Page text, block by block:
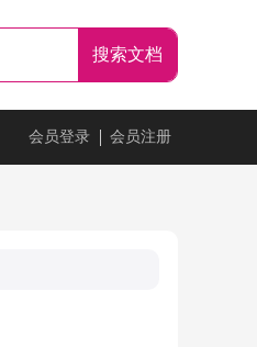
会员登录 会员注册